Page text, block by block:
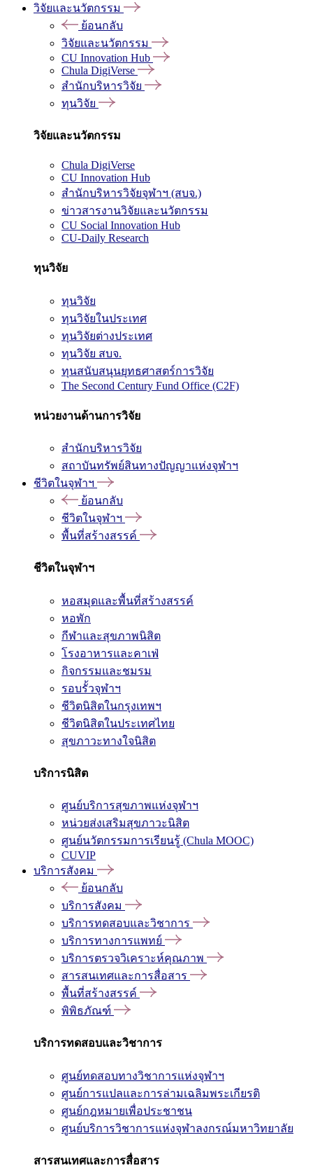
วิจัยและนวัตกรรม
ย้อนกลับ
วิจัยและนวัตกรรม
CU Innovation Hub
Chula DigiVerse
สำนักบริหารวิจัย
ทุนวิจัย
วิจัยและนวัตกรรม
Chula DigiVerse
CU Innovation Hub
สำนักบริหารวิจัยจุฬาฯ (สบจ.)
ข่าวสารงานวิจัยและนวัตกรรม
CU Social Innovation Hub
CU-Daily Research
ทุนวิจัย
ทุนวิจัย
ทุนวิจัยในประเทศ
ทุนวิจัยต่างประเทศ
ทุนวิจัย สบจ.
ทุนสนับสนุนยุทธศาสตร์การวิจัย
The Second Century Fund Office (C2F)
หน่วยงานด้านการวิจัย
สำนักบริหารวิจัย
สถาบันทรัพย์สินทางปัญญาแห่งจุฬาฯ
ชีวิตในจุฬาฯ
ย้อนกลับ
ชีวิตในจุฬาฯ
พื้นที่สร้างสรรค์
ชีวิตในจุฬาฯ
หอสมุดและพื้นที่สร้างสรรค์
หอพัก
กีฬาและสุขภาพนิสิต
โรงอาหารและคาเฟ่
กิจกรรมและชมรม
รอบรั้วจุฬาฯ
ชีวิตนิสิตในกรุงเทพฯ
ชีวิตนิสิตในประเทศไทย
สุขภาวะทางใจนิสิต
บริการนิสิต
ศูนย์บริการสุขภาพแห่งจุฬาฯ
หน่วยส่งเสริมสุขภาวะนิสิต
ศูนย์นวัตกรรมการเรียนรู้ (Chula MOOC)
CUVIP
บริการสังคม
ย้อนกลับ
บริการสังคม
บริการทดสอบและวิชาการ
บริการทางการแพทย์
บริการตรวจวิเคราะห์คุณภาพ
สารสนเทศและการสื่อสาร
พื้นที่สร้างสรรค์
พิพิธภัณฑ์
บริการทดสอบและวิชาการ
ศูนย์ทดสอบทางวิชาการแห่งจุฬาฯ
ศูนย์การแปลและการล่ามเฉลิมพระเกียรติ
ศูนย์กฎหมายเพื่อประชาชน
ศูนย์บริการวิชาการแห่งจุฬาลงกรณ์มหาวิทยาลัย
สารสนเทศและการสื่อสาร